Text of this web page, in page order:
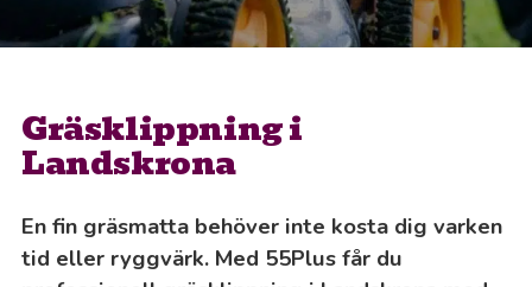
Gräsklippning i
Landskrona
En fin gräsmatta behöver inte kosta dig varken
tid eller ryggvärk. Med 55Plus får du